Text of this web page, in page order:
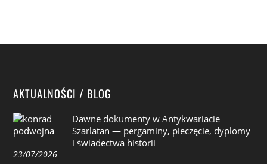
AKTUALNOŚCI / BLOG
Dawne dokumenty w Antykwariacie
Szarlatan — pergaminy, pieczęcie, dyplomy
i świadectwa historii
23/07/2026